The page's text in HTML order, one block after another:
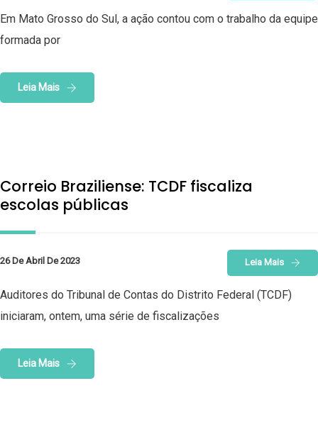
Em Mato Grosso do Sul, a ação contou com o trabalho da equipe
formada por
Leia Mais
Correio Braziliense: TCDF fiscaliza
escolas públicas
26 De Abril De 2023 Leia Mais
Auditores do Tribunal de Contas do Distrito Federal (TCDF)
iniciaram, ontem, uma série de fiscalizações
Leia Mais